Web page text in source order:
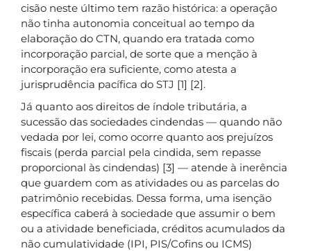
cisão neste último tem razão histórica: a operação
não tinha autonomia conceitual ao tempo da
elaboração do CTN, quando era tratada como
incorporação parcial, de sorte que a menção à
incorporação era suficiente, como atesta a
jurisprudência pacífica do STJ [1] [2].
Já quanto aos direitos de índole tributária, a
sucessão das sociedades cindendas — quando não
vedada por lei, como ocorre quanto aos prejuízos
fiscais (perda parcial pela cindida, sem repasse
proporcional às cindendas) [3] — atende à inerência
que guardem com as atividades ou as parcelas do
patrimônio recebidas. Dessa forma, uma isenção
específica caberá à sociedade que assumir o bem
ou a atividade beneficiada, créditos acumulados da
não cumulatividade (IPI, PIS/Cofins ou ICMS)